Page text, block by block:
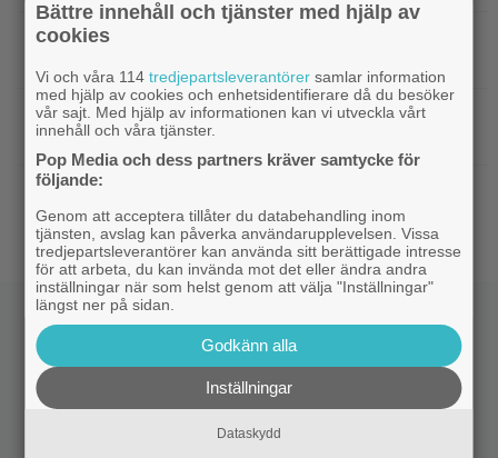
Kommande filmer
Kommande filmer| Adam Sandler återförenar
gänget i ”Grown Ups 3” – delar en första bild
Kändisar|
”Tacksam att jag lever”
Bättre innehåll och tjänster med hjälp av
cookies
Vi och våra 114tredjepartsleverantörer samlar information
med hjälp av cookies och enhetsidentifierare då du besöker
vår sajt. Med hjälp av informationen kan vi utveckla vårt
innehåll och våra tjänster.
Pop Media och dess partners kräver samtycke för
följande:
Genom att acceptera tillåter du databehandling inom
tjänsten, avslag kan påverka användarupplevelsen. Vissa
tredjepartsleverantörer kan använda sitt berättigade intresse
för att arbeta, du kan invända mot det eller ändra andra
inställningar när som helst genom att välja "Inställningar"
längst ner på sidan.
Godkänn alla
Inställningar
Dataskydd